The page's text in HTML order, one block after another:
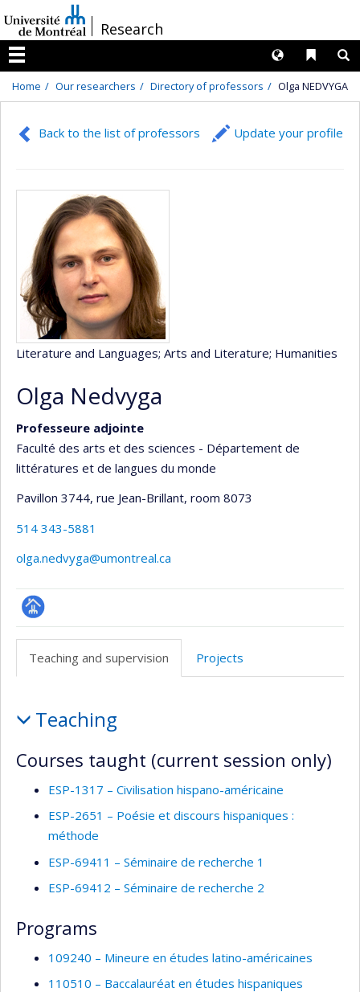
au
contenu
/Research
Menu
Liens
Langues
Home Our researchers Directory of professors Olga NEDVYGA
Back to the list of professors Update your profile
Literature and Languages; Arts and Literature; Humanities
Olga Nedvyga
Professeure adjointe
Faculté des arts et des sciences - Département de
littératures et de langues du monde
Pavillon 3744, rue Jean-Brillant, room 8073
514 343-5881
olga.nedvyga@umontreal.ca
Page
(faculté,département,école)
Teaching and supervision Projects
and
supervision
Teaching
Courses taught (current session only)
ESP-1317 – Civilisation hispano-américaine
ESP-2651 – Poésie et discours hispaniques :
méthode
ESP-69411 – Séminaire de recherche 1
ESP-69412 – Séminaire de recherche 2
Programs
109240 – Mineure en études latino-américaines
110510 – Baccalauréat en études hispaniques